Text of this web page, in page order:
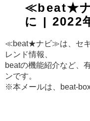
≪beat★ナ
に | 2022
≪beat★ナビ≫は、セキ
レンド情報、
beatの機能紹介など、
ンです。
※本メールは、beat-